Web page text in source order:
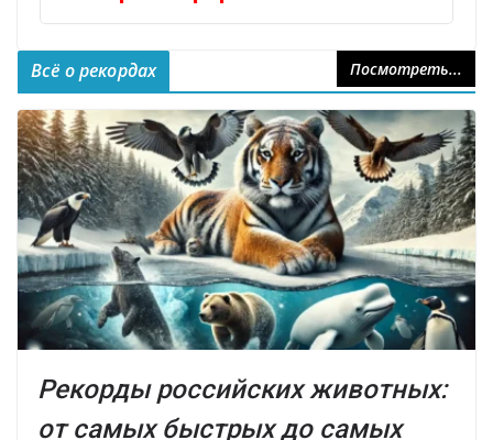
Всё о рекордах Посмотреть...
Рекорды российских животных:
от самых быстрых до самых